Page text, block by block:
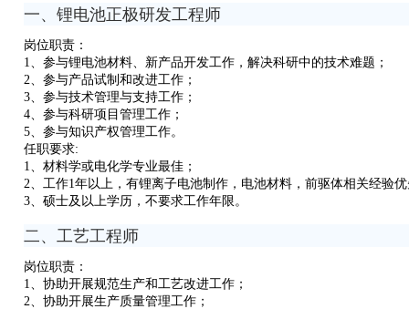
一、锂电池正极研发工程师
岗位职责：
1、参与锂电池材料、新产品开发工作，解决科研中的技术难题；
2、参与产品试制和改进工作；
3、参与技术管理与支持工作；
4、参与科研项目管理工作；
5、参与知识产权管理工作。
任职要求:
1、材料学或电化学专业最佳；
2、工作1年以上，有锂离子电池制作，电池材料，前驱体相关经验
3、硕士及以上学历，不要求工作年限。
二、 工艺工程师
岗位职责：
1、协助开展规范生产和工艺改进工作；
2、 协助开展生产质量管理工作；